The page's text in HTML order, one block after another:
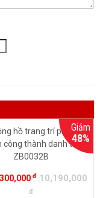
Giảm
48%
đ 10,190,000
đ